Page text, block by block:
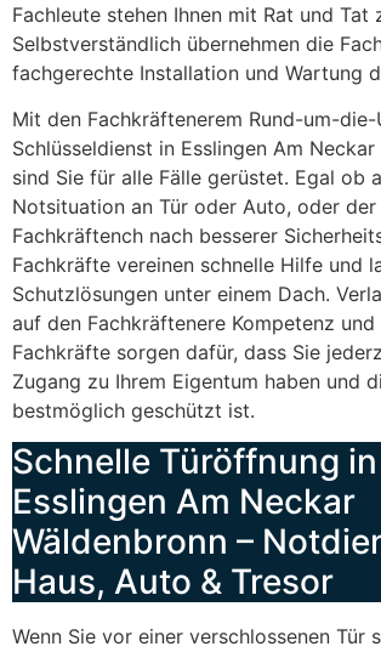
Fachleute stehen Ihnen mit Rat und Tat
Selbstverständlich übernehmen die
fachgerechte Installation und Wartung
Mit den Fachkräftenerem Rund-um-die-
Schlüsseldienst in Esslingen Am
sind Sie für alle Fälle gerüstet. Egal ob
Notsituation an Tür oder Auto, oder der
Fachkräftench nach besserer
Fachkräfte vereinen schnelle Hilfe und
Schutzlösungen unter einem Dach.
auf den Fachkräftenere Kompetenz
Fachkräfte sorgen dafür, dass Sie
Zugang zu Ihrem Eigentum haben und
bestmöglich geschützt ist.
Schnelle Türöffnung in
Esslingen Am Neckar
Wäldenbronn –
Haus, Auto & Tresor
Wenn Sie vor einer verschlossenen Tür